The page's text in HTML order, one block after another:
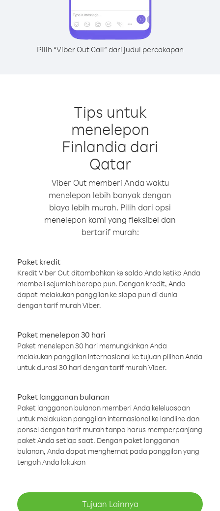
Pilih “Viber Out Call” dari judul percakapan
Tips untuk
menelepon
Finlandia dari
Qatar
Viber Out memberi Anda waktu
menelepon lebih banyak dengan
biaya lebih murah. Pilih dari opsi
menelepon kami yang fleksibel dan
bertarif murah:
Paket kredit
Kredit Viber Out ditambahkan ke saldo Anda ketika Anda
membeli sejumlah berapa pun. Dengan kredit, Anda
dapat melakukan panggilan ke siapa pun di dunia
dengan tarif murah Viber.
Paket menelepon 30 hari
Paket menelepon 30 hari memungkinkan Anda
melakukan panggilan internasional ke tujuan pilihan Anda
untuk durasi 30 hari dengan tarif murah Viber.
Paket langganan bulanan
Paket langganan bulanan memberi Anda keleluasaan
untuk melakukan panggilan internasional ke landline dan
ponsel dengan tarif murah tanpa harus memperpanjang
paket Anda setiap saat. Dengan paket langganan
bulanan, Anda dapat menghemat pada panggilan yang
tengah Anda lakukan
Tujuan Lainnya